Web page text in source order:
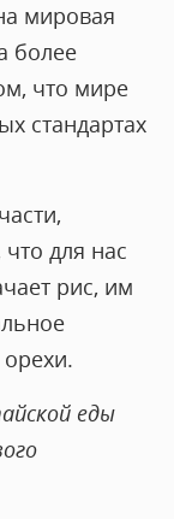
мировая
более
что мире
стандартах
для нас
рис, им
еды